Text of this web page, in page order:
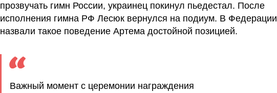
прозвучать гимн России, украинец покинул пьедестал. После
исполнения гимна РФ Лесюк вернулся на подиум. В Федерации
назвали такое поведение Артема достойной позицией.
Важный момент с церемонии награждения